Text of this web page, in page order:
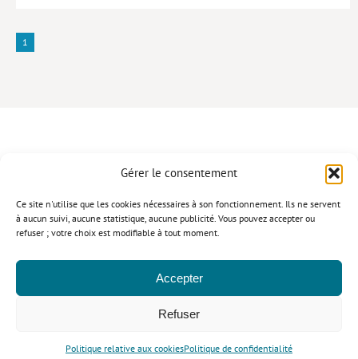
Gérer le consentement
Ce site n'utilise que les cookies nécessaires à son fonctionnement. Ils ne servent
à aucun suivi, aucune statistique, aucune publicité. Vous pouvez accepter ou
refuser ; votre choix est modifiable à tout moment.
Accepter
Refuser
Politique relative aux cookiesPolitique de confidentialité
1
CONTACT